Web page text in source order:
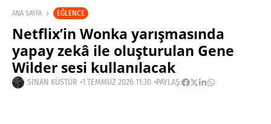
ANA SAYFA EĞLENCE
Netflix’in Wonka yarışmasında
yapay zekâ ile oluşturulan Gene
Wilder sesi kullanılacak
SINAN KÜSTÜR 1 TEMMUZ 2026 11:30 PAYLAŞ: